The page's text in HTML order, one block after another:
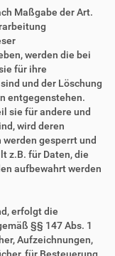
Maßgabe der Art.
werden die bei
für ihre
und der Löschung
entgegenstehen.
sie für andere und
wird deren
gesperrt und
z.B. für Daten, die
aufbewahrt werden
erfolgt die
§§ 147 Abs. 1
Aufzeichnungen,